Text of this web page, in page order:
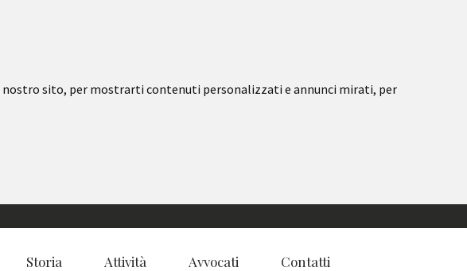
nostro sito, per mostrarti contenuti personalizzati e annunci mirati, per
Storia Attività Avvocati Contatti